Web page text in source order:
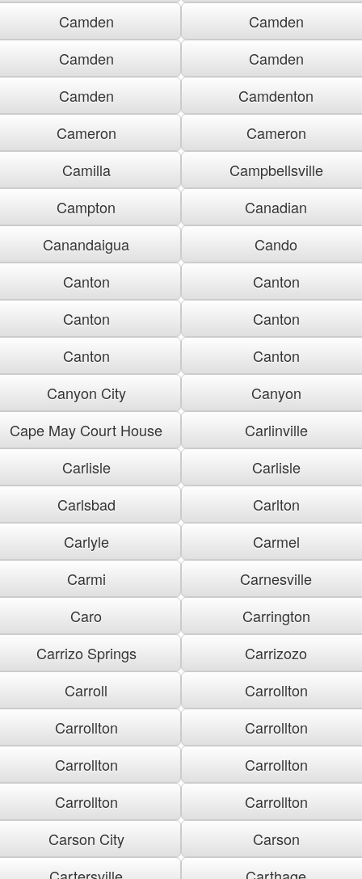
Camden
Camden
Camden
Camden
Camden
Camdenton
Cameron
Cameron
Camilla
Campbellsville
Campton
Canadian
Canandaigua
Cando
Canton
Canton
Canton
Canton
Canton
Canton
Canyon City
Canyon
Cape May Court House
Carlinville
Carlisle
Carlisle
Carlsbad
Carlton
Carlyle
Carmel
Carmi
Carnesville
Caro
Carrington
Carrizo Springs
Carrizozo
Carroll
Carrollton
Carrollton
Carrollton
Carrollton
Carrollton
Carrollton
Carrollton
Carson City
Carson